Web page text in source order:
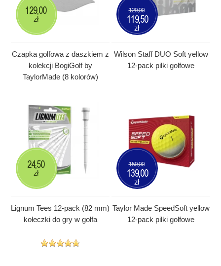
Czapka golfowa z daszkiem z
kolekcji BogiGolf by
TaylorMade (8 kolorów)
129,00
zł
Wilson Staff DUO Soft yellow
12-pack piłki golfowe
129,00
119,50
zł
Lignum Tees 12-pack (82 mm)
kołeczki do gry w golfa
24,50
zł
Taylor Made SpeedSoft yellow
12-pack piłki golfowe
159,00
139,00
zł